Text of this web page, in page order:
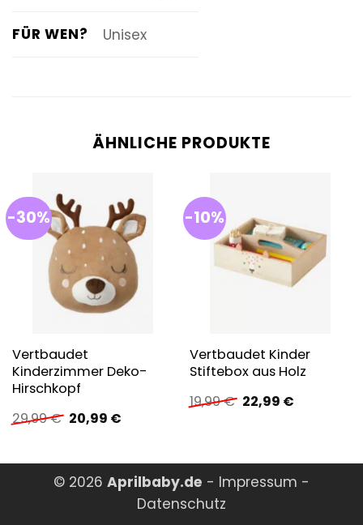
FÜR WEN? Unisex
ÄHNLICHE PRODUKTE
-30%
Vertbaudet
Kinderzimmer Deko-
Hirschkopf
29,99€ Ursprünglicher
Preis
20,99 €Aktueller
-10%
Vertbaudet Kinder
Stiftebox aus Holz
19,99€ Ursprünglicher
Preis
22,99 €Aktueller
© 2026 Aprilbaby.de - Impressum -
Datenschutz